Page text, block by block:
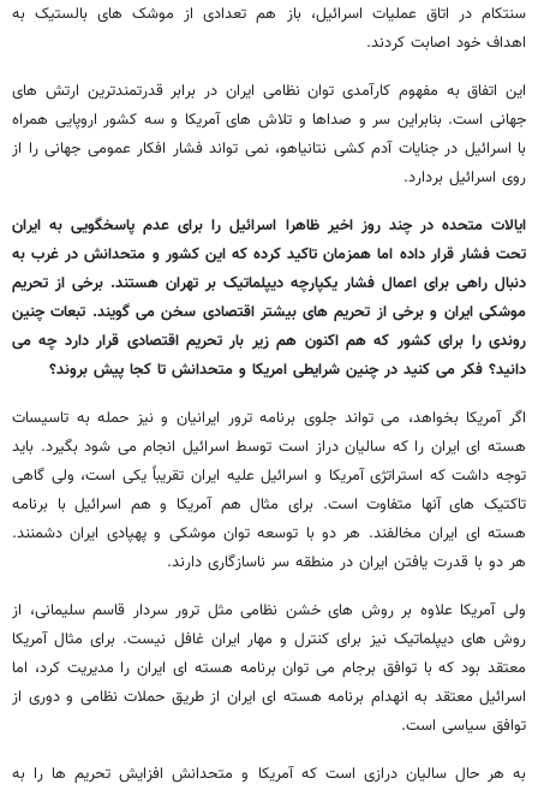
سنتکام در اتاق عملیات اسرائیل، باز هم تعدادی از موشک های بالستیک به
اهداف خود اصابت کردند.
این اتفاق به مفهوم کارآمدی توان نظامی ایران در برابر قدرتمندترین ارتش های
جهانی است. بنابراین سر و صداها و تلاش های آمریکا و سه کشور اروپایی همراه
با اسرائیل در جنایات آدم کشی نتانیاهو، نمی تواند فشار افکار عمومی جهانی را از
روی اسرائیل بردارد.
ایالات متحده در چند روز اخیر ظاهرا اسرائیل را برای عدم پاسخگویی به ایران
تحت فشار قرار داده اما همزمان تاکید کرده که این کشور و متحدانش در غرب به
دنبال راهی برای اعمال فشار یکپارچه دیپلماتیک بر تهران هستند. برخی از تحریم
موشکی ایران و برخی از تحریم های بیشتر اقتصادی سخن می گویند. تبعات چنین
روندی را برای کشور که هم اکنون هم زیر بار تحریم اقتصادی قرار دارد چه می
دانید؟ فکر می کنید در چنین شرایطی امریکا و متحدانش تا کجا پیش بروند؟
اگر آمریکا بخواهد، می تواند جلوی برنامه ترور ایرانیان و نیز حمله به تاسیسات
هسته ای ایران را که سالیان دراز است توسط اسرائیل انجام می شود بگیرد. باید
توجه داشت که استراتژی آمریکا و اسرائیل علیه ایران تقریباً یکی است، ولی گاهی
تاکتیک های آنها متفاوت است. برای مثال هم آمریکا و هم اسرائیل با برنامه
هسته ای ایران مخالفند. هر دو با توسعه توان موشکی و پهپادی ایران دشمنند.
هر دو با قدرت یافتن ایران در منطقه سر ناسازگاری دارند.
ولی آمریکا علاوه بر روش های خشن نظامی مثل ترور سردار قاسم سلیمانی، از
روش های دیپلماتیک نیز برای کنترل و مهار ایران غافل نیست. برای مثال آمریکا
معتقد بود که با توافق برجام می توان برنامه هسته ای ایران را مدیریت کرد، اما
اسرائیل معتقد به انهدام برنامه هسته ای ایران از طریق حملات نظامی و دوری از
توافق سیاسی است.
به هر حال سالیان درازی است که آمریکا و متحدانش افزایش تحریم ها را به